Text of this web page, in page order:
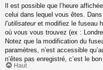
Il est possible que l’heure
celui dans lequel vous êtes.
l’utilisateuret modifiez le fuseau
où vous vous trouvez (ex :
Notez que la modification du
paramètres, n’est accessible
n’êtes pas enregistré, c’est le
Haut